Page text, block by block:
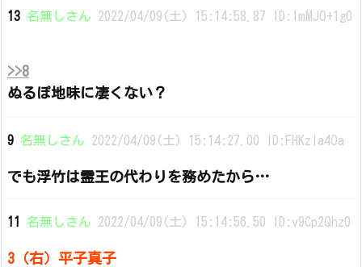
13 名無しさん 2022/04/09(土) 15:14:58.87 ID:ImMJO+1g0
>>8
ぬるぽ地味に凄くない？
9 名無しさん 2022/04/09(土) 15:14:27.00 ID:FHKzIa4Oa
でも浮竹は霊王の代わりを務めたから…
11 名無しさん 2022/04/09(土) 15:14:56.50 ID:v9Cp2Qhz0
3（右）平子真子